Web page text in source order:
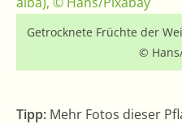
Getrocknete Früchte der
©
Tipp: Mehr Fotos dieser